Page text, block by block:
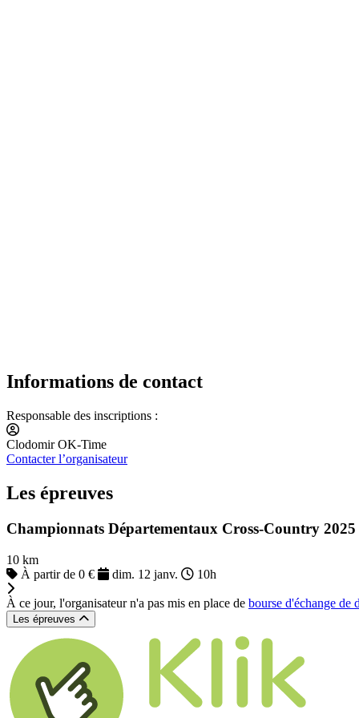
Informations de contact
Responsable des inscriptions :
Clodomir OK-Time
Contacter l’organisateur
Les épreuves
Championnats Départementaux Cross-Country 2025
10 km
À partir de 0 €
dim. 12 janv. 10h
À ce jour, l'organisateur n'a pas mis en place de bourse d'échange de
Les épreuves